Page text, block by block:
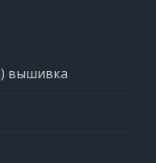
вышивка